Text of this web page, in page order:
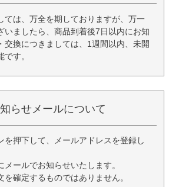
ては、万全を期しておりますが、万一
いましたら、商品到着後7日以内にお知
交換につきましては、1週間以内、未開
す。
らせメールについて
を押下して、メールアドレスを登録し
ールでお知らせいたします。
確定するものではありません。